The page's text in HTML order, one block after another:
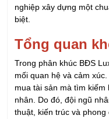
nghiệp xây dựng một
biệt.
Tổng quan
Trong phân khúc BĐS
mối quan hệ và cảm
mua tài sản mà tìm
nhân. Do đó, đội ngũ
thuật, kiến trúc và